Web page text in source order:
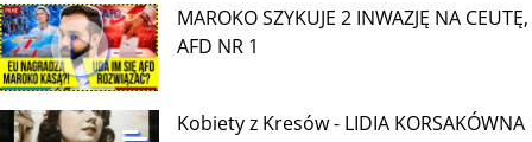
MAROKO SZYKUJE 2 INWAZJĘ NA CEUTĘ,
AFD NR 1
Kobiety z Kresów - LIDIA KORSAKÓWNA